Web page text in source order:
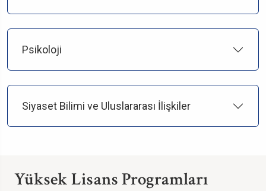
Psikoloji
Siyaset Bilimi ve Uluslararası İlişkiler
Yüksek Lisans Programları